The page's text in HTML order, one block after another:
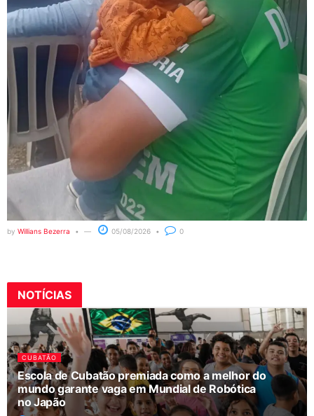
by Willians Bezerra 05/08/2026 0
NOTÍCIAS
CUBATÃO
Escola de Cubatão premiada como a melhor do
mundo garante vaga em Mundial de Robótica
no Japão